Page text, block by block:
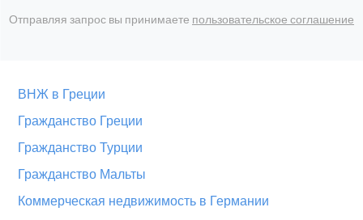
Отправляя запрос вы принимаете пользовательское соглашение
ВНЖ в Греции
Гражданство Греции
Гражданство Турции
Гражданство Мальты
Коммерческая недвижимость в Германии